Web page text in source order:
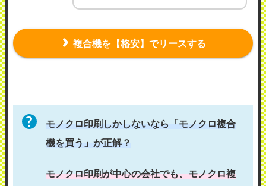
複合機を【格安】でリースする
モノクロ印刷しかしないなら「モノクロ複合
機を買う」が正解？
モノクロ印刷が中心の会社でも、モノクロ複